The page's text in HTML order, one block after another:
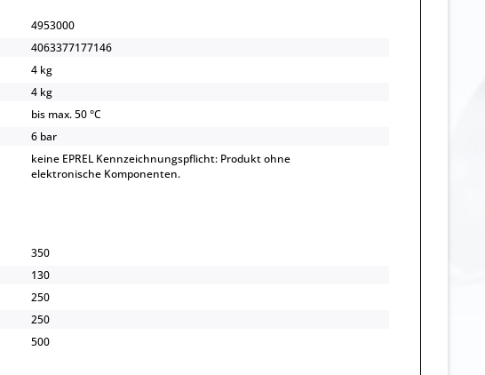
4953000
4063377177146
4 kg
4 kg
bis max. 50 °C
6 bar
keine EPREL Kennzeichnungspflicht: Produkt ohne
elektronische Komponenten.
350
130
250
250
500